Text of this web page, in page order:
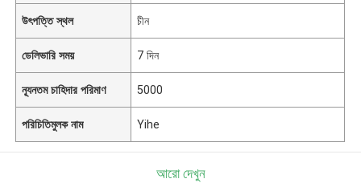
উৎপত্তি স্থল চীন
ডেলিভারি সময় 7 দিন
ন্যূনতম চাহিদার পরিমাণ 5000
পরিচিতিমুলক নাম Yihe
আরো দেখুন